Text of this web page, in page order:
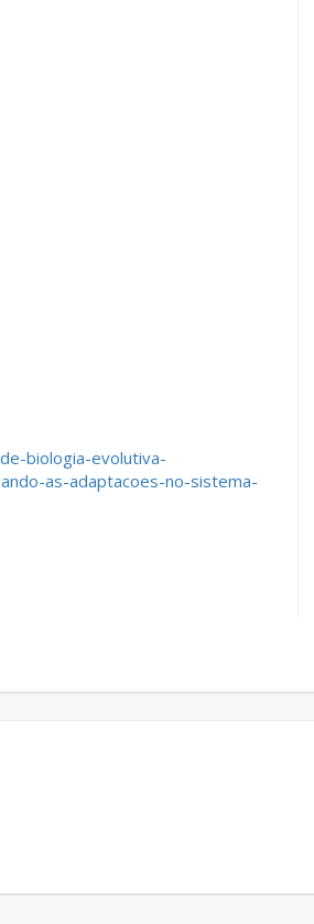
biologia-evolutiva-
as-adaptacoes-no-sistema-